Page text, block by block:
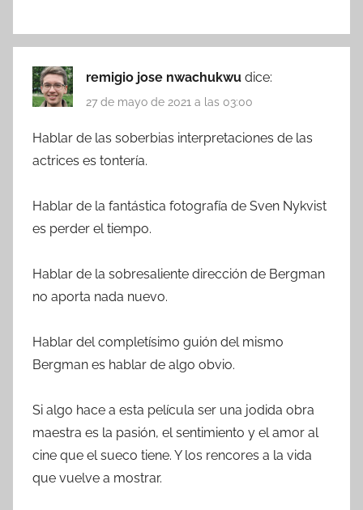
remigio jose nwachukwu dice:
27 de mayo de 2021 a las 03:00
Hablar de las soberbias interpretaciones de las
actrices es tontería.
Hablar de la fantástica fotografía de Sven Nykvist
es perder el tiempo.
Hablar de la sobresaliente dirección de Bergman
no aporta nada nuevo.
Hablar del completísimo guión del mismo
Bergman es hablar de algo obvio.
Si algo hace a esta película ser una jodida obra
maestra es la pasión, el sentimiento y el amor al
cine que el sueco tiene. Y los rencores a la vida
que vuelve a mostrar.